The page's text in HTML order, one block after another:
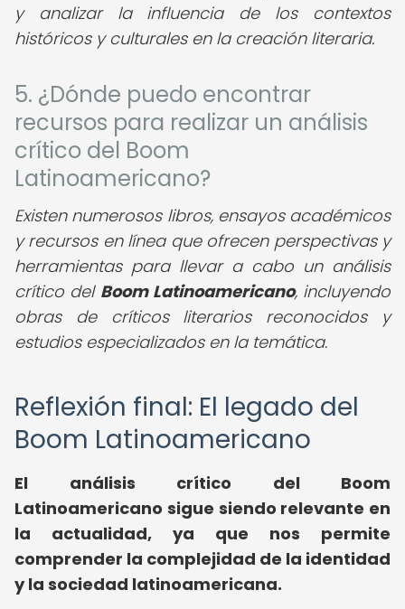
y analizar la influencia de los contextos
históricos y culturales en la creación literaria.
5. ¿Dónde puedo encontrar
recursos para realizar un análisis
crítico del Boom
Latinoamericano?
Existen numerosos libros, ensayos académicos
y recursos en línea que ofrecen perspectivas y
herramientas para llevar a cabo un análisis
crítico del Boom Latinoamericano, incluyendo
obras de críticos literarios reconocidos y
estudios especializados en la temática.
Reflexión final: El legado del
Boom Latinoamericano
El análisis crítico del Boom
Latinoamericano sigue siendo relevante en
la actualidad, ya que nos permite
comprender la complejidad de la identidad
y la sociedad latinoamericana.